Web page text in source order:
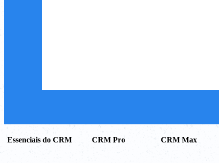
Essenciais do CRM CRM Pro CRM Max